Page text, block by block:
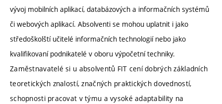
vývoj mobilních aplikací, databázových a informačních systémů
či webových aplikací. Absolventi se mohou uplatnit i jako
středoškolští učitelé informačních technologií nebo jako
kvalifikovaní podnikatelé v oboru výpočetní techniky.
Zaměstnavatelé si u absolventů FIT cení dobrých základních
teoretických znalostí, značných praktických dovedností,
schopnosti pracovat v týmu a vysoké adaptability na